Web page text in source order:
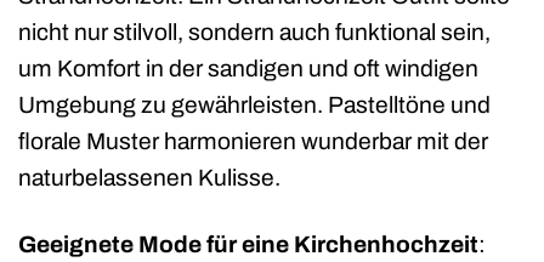
nicht nur stilvoll, sondern auch funktional sein,
um Komfort in der sandigen und oft windigen
Umgebung zu gewährleisten. Pastelltöne und
florale Muster harmonieren wunderbar mit der
naturbelassenen Kulisse.
Geeignete Mode für eine Kirchenhochzeit: